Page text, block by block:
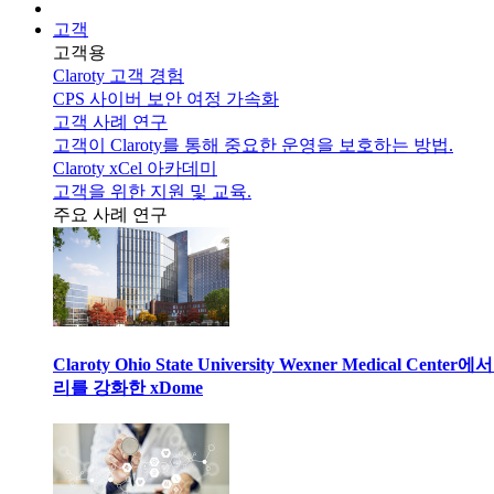
고객
고객용
Claroty 고객 경험
CPS 사이버 보안 여정 가속화
고객 사례 연구
고객이 Claroty를 통해 중요한 운영을 보호하는 방법.
Claroty xCel 아카데미
고객을 위한 지원 및 교육.
주요 사례 연구
Claroty Ohio State University Wexner Medical Center에
리를 강화한 xDome